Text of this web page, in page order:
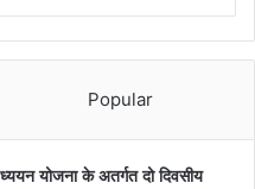
Popular
योजना के अतर्गत दो दिवसीय